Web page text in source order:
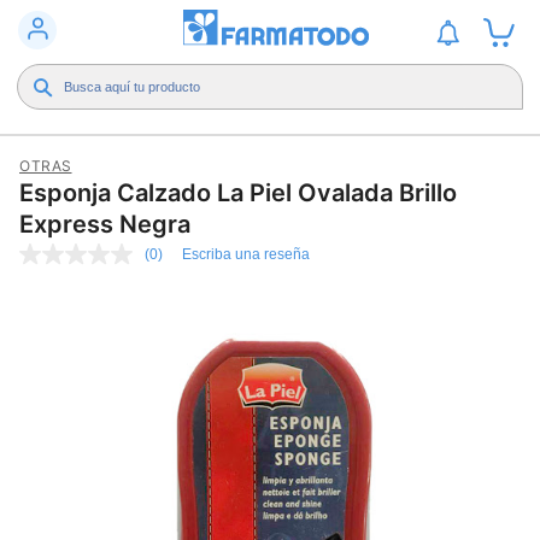
OTRAS
Esponja Calzado La Piel Ovalada Brillo
Express Negra
(0) Escriba una reseña